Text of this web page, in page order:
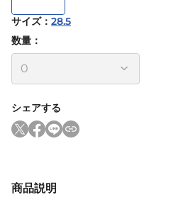
サイズ： 28.5
数量：
シェアする
商品説明